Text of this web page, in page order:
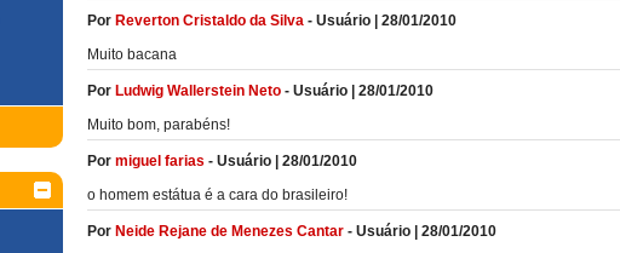
Por Reverton Cristaldo da Silva - Usuário
28/01/2010
Muito bacana
Por Ludwig Wallerstein Neto - Usuário
28/01/2010
Muito bom, parabéns!
Por miguel farias - Usuário
28/01/2010
o homem estátua é a cara do brasileiro!
Por Neide Rejane de Menezes Cantar - Usuário
28/01/2010